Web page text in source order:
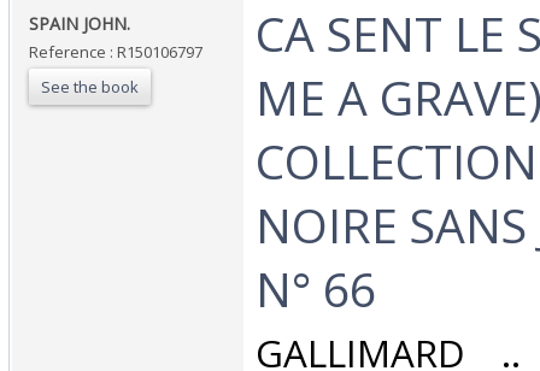
‎SPAIN JOHN.‎
Reference : R150106797
See the book
‎CA SENT LE
ME A
NOIRE
N° 66‎
‎GALLIMARD